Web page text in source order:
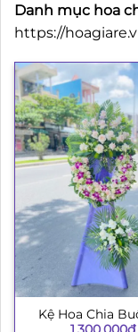
Danh mục hoa
https://
Kệ Hoa Chia
1.300.000₫